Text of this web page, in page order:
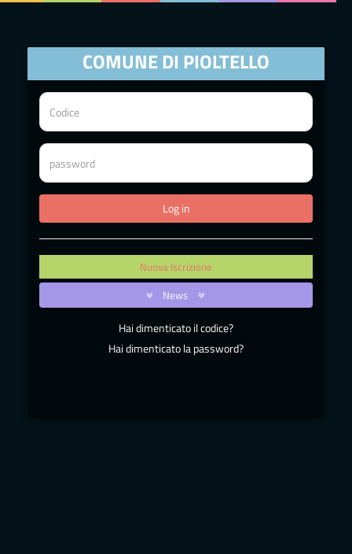
COMUNE DI PIOLTELLO
Nuova Iscrizione
News
Hai dimenticato il codice?
Hai dimenticato la password?